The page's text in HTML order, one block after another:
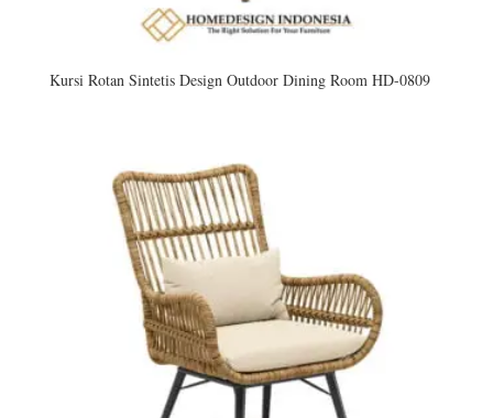
Kursi Rotan Sintetis Design Outdoor Dining Room HD-0809